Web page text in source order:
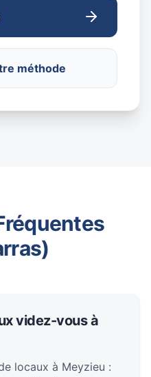
méthode
videz-vous à
locaux à Meyzieu :